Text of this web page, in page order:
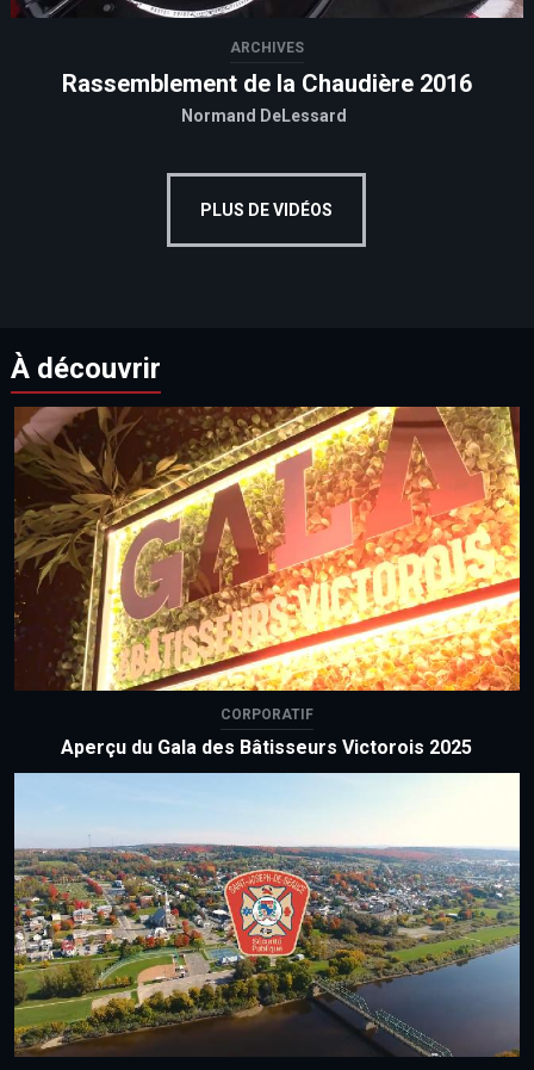
ARCHIVES
Rassemblement de la Chaudière 2016
Normand DeLessard
PLUS DE VIDÉOS
À découvrir
CORPORATIF
Aperçu du Gala des Bâtisseurs Victorois 2025